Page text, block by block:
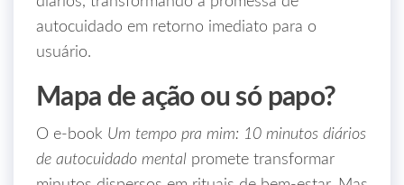
autocuidado em retorno imediato para o
usuário.
Mapa de ação ou só papo?
O e‑book Um tempo pra mim: 10 minutos diários
de autocuidado mental promete transformar